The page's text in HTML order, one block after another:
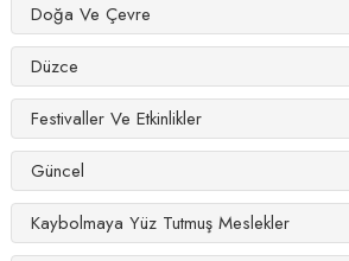
Doğa Ve Çevre
Düzce
Festivaller Ve Etkinlikler
Güncel
Kaybolmaya Yüz Tutmuş Meslekler